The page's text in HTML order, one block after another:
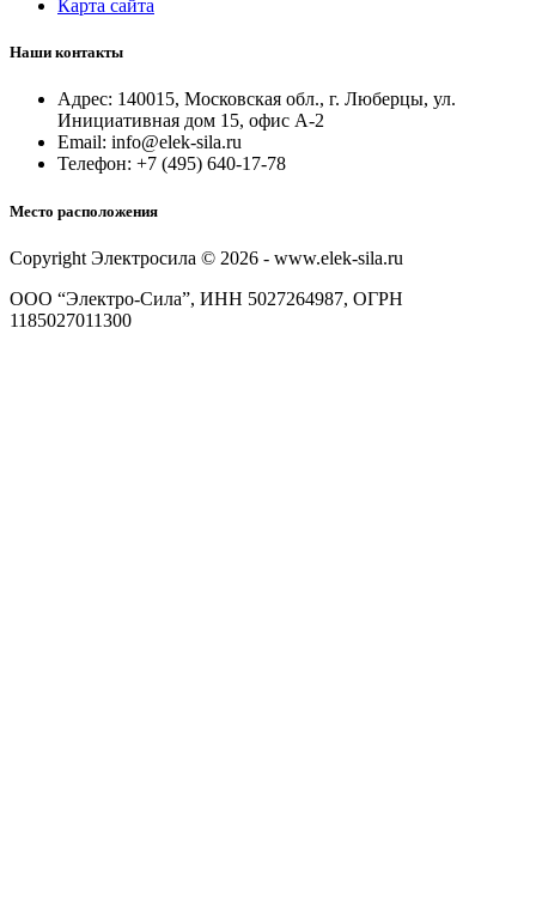
Карта сайта
Наши контакты
Адрес: 140015, Московская обл., г. Люберцы, ул.
Инициативная дом 15, офис А-2
Email: info@elek-sila.ru
Телефон: +7 (495) 640-17-78
Место расположения
Copyright Электросила © 2026 - www.elek-sila.ru
ООО “Электро-Сила”, ИНН 5027264987, ОГРН
1185027011300